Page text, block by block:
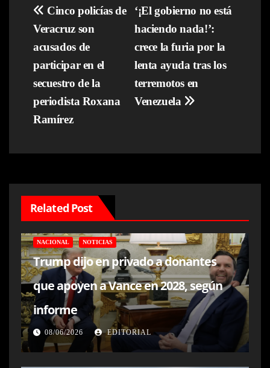
Navegación
de
entradas
‘¡El gobierno no está
haciendo nada!’:
crece la furia por la
lenta ayuda tras los
terremotos en
Venezuela
Cinco policías de
Veracruz son
acusados de
participar en el
secuestro de la
periodista Roxana
Ramírez
Related Post
NACIONAL NOTICIAS
Trump dijo en privado a donantes
que apoyen a Vance en 2028, según
informe
08/06/2026 EDITORIAL